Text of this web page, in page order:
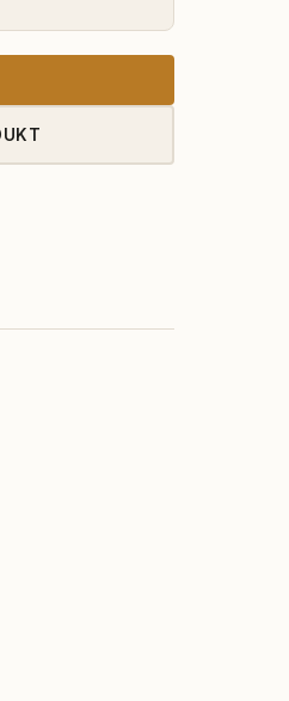
kr..
er: